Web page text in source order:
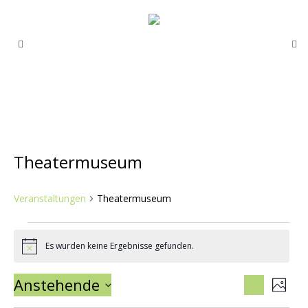
Theatermuseum
Veranstaltungen Theatermuseum
Veranstaltungen
HinweisEs wurden keine Ergebnisse gefunden.
Suche
SucheFoto
Anstehende